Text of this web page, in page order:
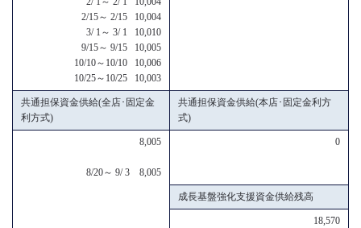
2/15～ 2/15 10,004
3/ 1～ 3/ 1 10,010
9/15～ 9/15 10,005
10/10～10/10 10,006
10/25～10/25 10,003
共通担保資金供給(全店･固定金
利方式)
共通担保資金供給(本店･固定金利方
式)
8,005
8/20～ 9/ 3 8,005
0
成長基盤強化支援資金供給残高
18,570